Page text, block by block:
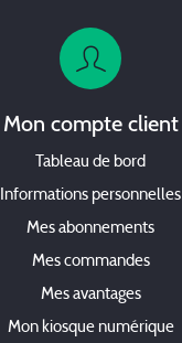
Mon compte client
Tableau de bord
Informations personnelles
Mes abonnements
Mes commandes
Mes avantages
Mon kiosque numérique